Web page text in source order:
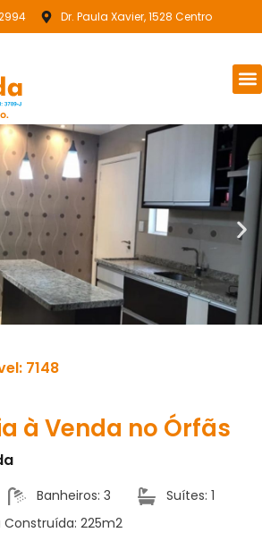
Dr. Paula Xavier, 1528 Centro
7148
à Venda no Órfãs
Banheiros: 3
Suítes: 1
Construída: 225m2